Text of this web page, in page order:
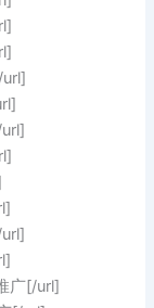
广[/url]